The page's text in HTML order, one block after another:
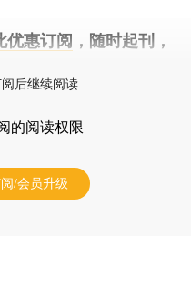
优惠订阅 ，随时起刊，
后继续阅读
的阅读权限
/会员升级